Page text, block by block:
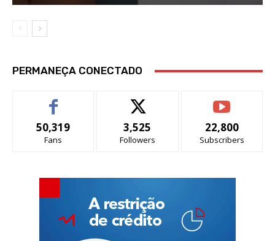
PERMANEÇA CONECTADO
50,319
Fans
3,525
Followers
22,800
Subscribers